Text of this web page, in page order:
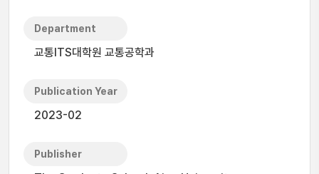
Department
교통ITS대학원 교통공학과
Publication Year
2023-02
Publisher